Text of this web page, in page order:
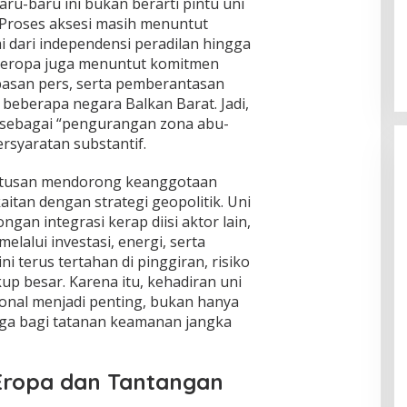
aksesi masih menuntut
independensi peradilan hingga
juga menuntut komitmen
pers, serta pemberantasan
negara Balkan Barat. Jadi,
“pengurangan zona abu-
substantif.
mendorong keanggotaan
dengan strategi geopolitik. Uni
integrasi kerap diisi aktor lain,
investasi, energi, serta
terus tertahan di pinggiran, risiko
besar. Karena itu, kehadiran uni
menjadi penting, bukan hanya
bagi tatanan keamanan jangka
dan Tantangan
Global Krisis Air, Nuklir Prancis Ikut
Tersengat
Di Isu Global |